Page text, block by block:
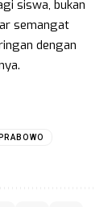
siswa, bukan
semangat
dengan